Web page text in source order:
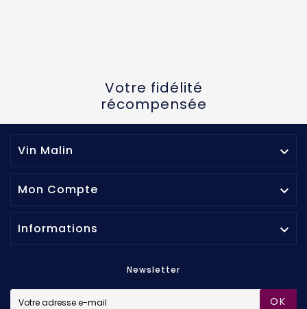
Votre fidélité
récompensée
Vin Malin 
Mon Compte 
Informations 
Newsletter
OK